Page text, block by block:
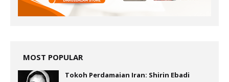
MOST POPULAR
Tokoh Perdamaian Iran: Shirin Ebadi